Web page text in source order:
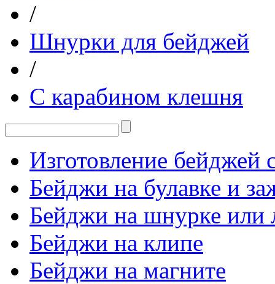
/
Шнурки для бейджей
/
С карабином клешня
Изготовление бейджей
Бейджи на булавке и
Бейджи на шнурке или
Бейджи на клипе
Бейджи на магните